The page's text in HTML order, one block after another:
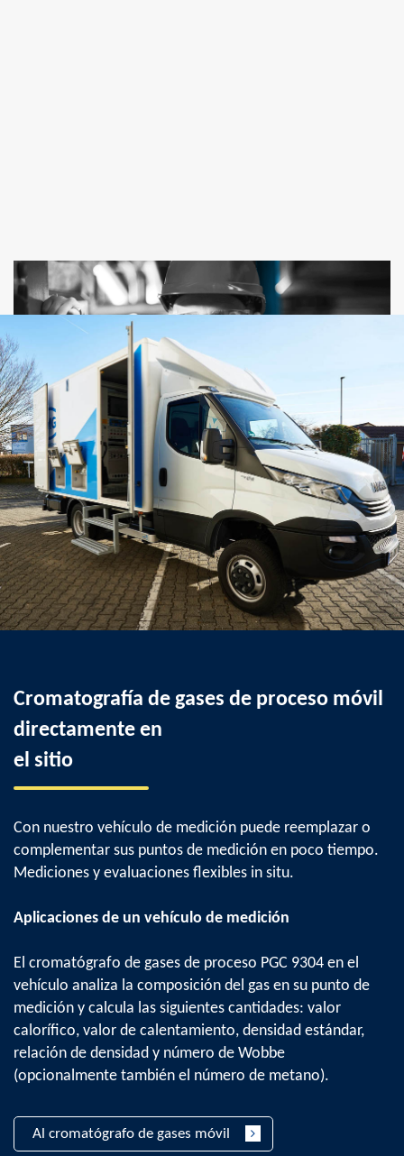
Cromatografía de gases de proceso móvil
directamente en
el sitio
Con nuestro vehículo de medición puede reemplazar o
complementar sus puntos de medición en poco tiempo.
Mediciones y evaluaciones flexibles in situ.
Aplicaciones de un vehículo de medición
El cromatógrafo de gases de proceso PGC 9304 en el
vehículo analiza la composición del gas en su punto de
medición y calcula las siguientes cantidades: valor
calorífico, valor de calentamiento, densidad estándar,
relación de densidad y número de Wobbe
(opcionalmente también el número de metano).
Al cromatógrafo de gases móvil